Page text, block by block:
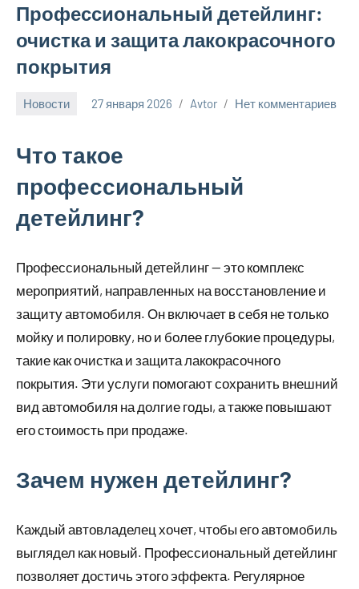
Профессиональный детейлинг:
очистка и защита лакокрасочного
покрытия
Новости 27 января 2026 Avtor Нет комментариев
Что такое
профессиональный
детейлинг?
Профессиональный детейлинг — это комплекс
мероприятий, направленных на восстановление и
защиту автомобиля. Он включает в себя не только
мойку и полировку, но и более глубокие процедуры,
такие как очистка и защита лакокрасочного
покрытия. Эти услуги помогают сохранить внешний
вид автомобиля на долгие годы, а также повышают
его стоимость при продаже.
Зачем нужен детейлинг?
Каждый автовладелец хочет, чтобы его автомобиль
выглядел как новый. Профессиональный детейлинг
позволяет достичь этого эффекта. Регулярное